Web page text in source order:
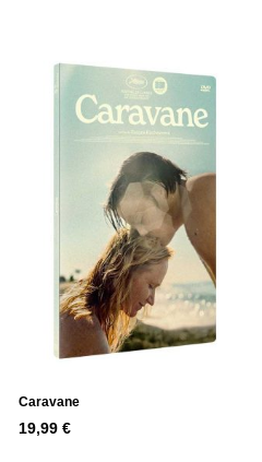
Caravane
19,99 €